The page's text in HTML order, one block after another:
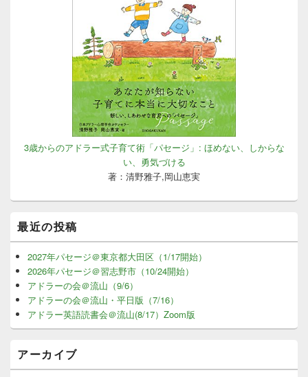
3歳からのアドラー式子育て術「パセージ」: ほめない、しからな
い、勇気づける
著：清野雅子,岡山恵実
最近の投稿
2027年パセージ＠東京都大田区（1/17開始）
2026年パセージ＠習志野市（10/24開始）
アドラーの会＠流山（9/6）
アドラーの会＠流山・平日版（7/16）
アドラー英語読書会＠流山(8/17）Zoom版
アーカイブ